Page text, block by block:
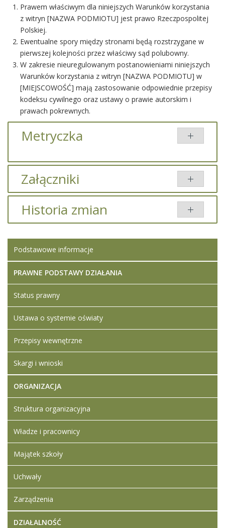
Prawem właściwym dla niniejszych Warunków korzystania
z witryn [NAZWA PODMIOTU] jest prawo Rzeczpospolitej
Polskiej.
Ewentualne spory między stronami będą rozstrzygane w
pierwszej kolejności przez właściwy sąd polubowny.
W zakresie nieuregulowanym postanowieniami niniejszych
Warunków korzystania z witryn [NAZWA PODMIOTU] w
[MIEJSCOWOŚĆ] mają zastosowanie odpowiednie przepisy
kodeksu cywilnego oraz ustawy o prawie autorskim i
prawach pokrewnych.
Metryczka
Załączniki
Brak załączników.
Historia zmian
Podstawowe informacje
PRAWNE PODSTAWY DZIAŁANIA
Status prawny
Ustawa o systemie oświaty
Przepisy wewnętrzne
Skargi i wnioski
ORGANIZACJA
Struktura organizacyjna
Władze i pracownicy
Majątek szkoły
Uchwały
Zarządzenia
DZIAŁALNOŚĆ